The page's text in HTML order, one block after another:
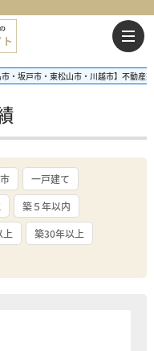
市・坂戸市・東松山市・川越市】不動産
一戸建て
築５年以内
上
築30年以上